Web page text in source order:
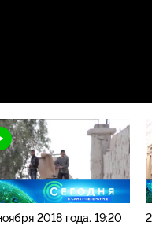
2018 года. 19:20